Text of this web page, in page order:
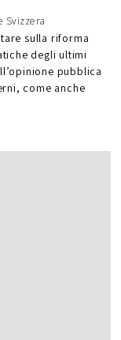
Svizzera
sulla riforma
degli ultimi
pubblica
come anche